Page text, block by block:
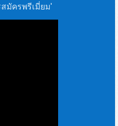
มัครพรีเมี่ยม'